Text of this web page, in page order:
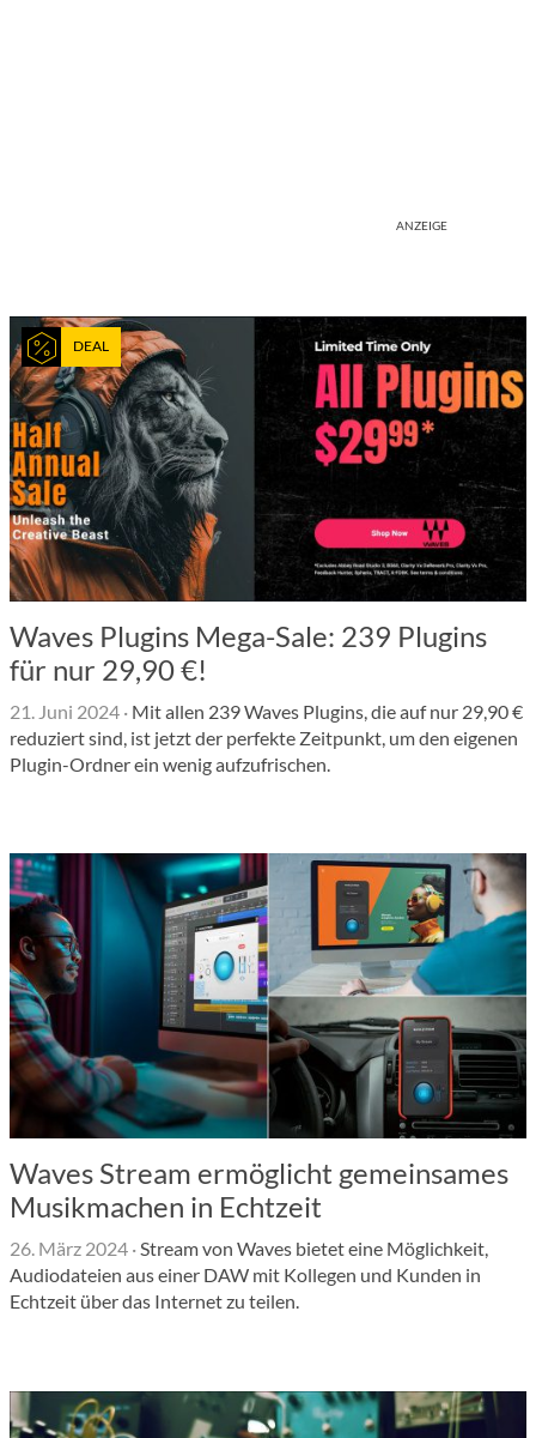
ANZEIGE
DEAL
Waves Plugins Mega-Sale: 239 Plugins
für nur 29,90 €!
21. Juni 2024 · Mit allen 239 Waves Plugins, die auf nur 29,90 €
reduziert sind, ist jetzt der perfekte Zeitpunkt, um den eigenen
Plugin-Ordner ein wenig aufzufrischen.
Waves Stream ermöglicht gemeinsames
Musikmachen in Echtzeit
26. März 2024 ·Stream von Waves bietet eine Möglichkeit,
Audiodateien aus einer DAW mit Kollegen und Kunden in
Echtzeit über das Internet zu teilen.